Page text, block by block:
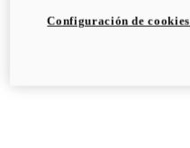
Configuración de cookies